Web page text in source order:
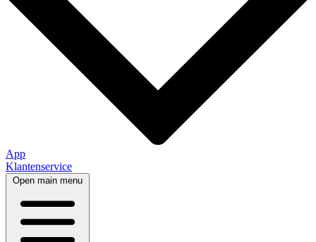
App
Klantenservice
Open main menu